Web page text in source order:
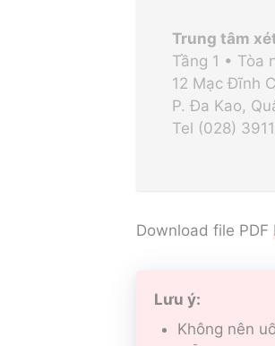
Trung tâm
Tầng 1 • Tòa
12 Mạc Đĩnh
P. Đa Kao,
Tel (028)
Download file PDF
Lưu ý:
Không nên